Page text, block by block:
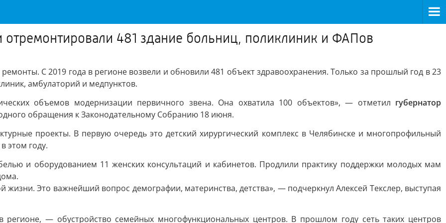
отремонтировали 481 здание больниц, поликлиник и ФАПов
С 2019 года в регионе возвели и обновили 481 объект здравоохранения. Только за прошлый год в 23
амбулаторий и медпунктов.
объемов модернизации первичного звена. Она охватила 100 объектов», — отметил губернатор
обращения к Законодательному Собранию 18 июня.
проекты. В первую очередь это детский хирургический комплекс в Челябинске и многопрофильный
этом году.
и оборудованием 11 женских консультаций и кабинетов. Продлили практику поддержки молодых мам
Это важнейший вопрос демографии, материнства, детства», — подчеркнул Алексей Текслер, выступая
регионе, — обустройство семейных многофункциональных центров. В прошлом году сеть таких центров